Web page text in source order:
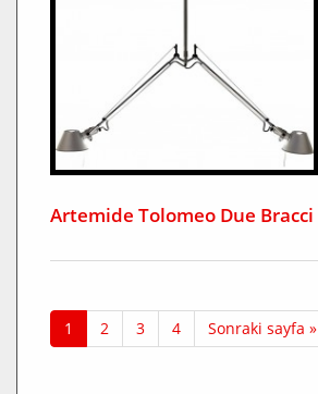
Artemide Tolomeo Due Bracci
1 2 3 4 Sonraki sayfa »